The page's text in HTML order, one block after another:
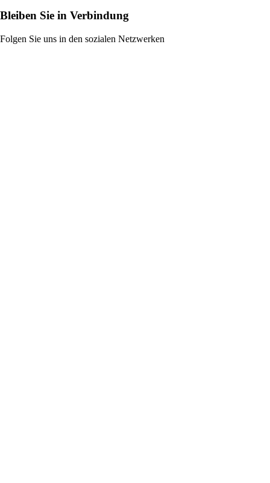
Bleiben Sie in Verbindung
Folgen Sie uns in den sozialen Netzwerken